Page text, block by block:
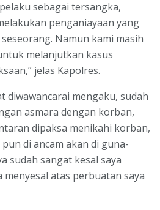
sebagai tersangka,
penganiayaan yang
Namun kami masih
melanjutkan kasus
jelas Kapolres.
diwawancarai mengaku, sudah
asmara dengan korban,
dipaksa menikahi korban,
di ancam akan di guna-
sudah sangat kesal saya
menyesal atas perbuatan saya